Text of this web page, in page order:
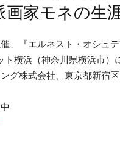
家モネの生
、『エルネスト・オシュ
横浜（神奈川県横浜市）
グ株式会社、東京都新宿